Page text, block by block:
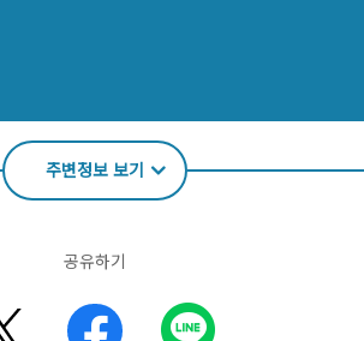
주변정보 보기
공유하기